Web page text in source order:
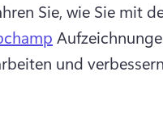
Sie, wie Sie mit
und